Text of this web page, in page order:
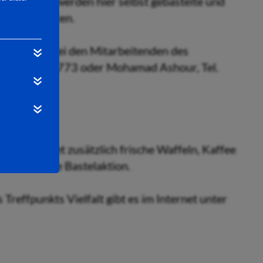
angeboten.
sich bei den Mitarbeitenden des
201-773 oder Mohamad Ashour, Tel.
bietet zusätzlich frische Waffeln, Kaffee
und eine Bastelaktion.
Vielfalt gibt es im Internet unter